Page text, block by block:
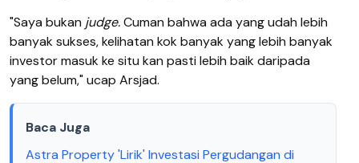
"Saya bukan judge.Cuman bahwa ada yang udah lebih
banyak sukses, kelihatan kok banyak yang lebih banyak
investor masuk ke situ kan pasti lebih baik daripada
yang belum," ucap Arsjad.
Baca Juga
Astra Property 'Lirik' Investasi Pergudangan di